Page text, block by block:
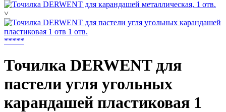
˅
*****
Точилка DERWENT для
пастели угля угольных
карандашей пластиковая 1